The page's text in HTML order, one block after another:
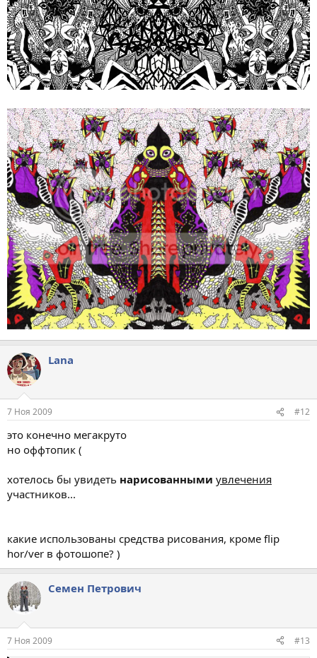
Lana
7 Ноя 2009 #12
это конечно мегакруто
но оффтопик (
хотелось бы увидеть нарисованными увлечения
участников...
какие использованы средства рисования, кроме flip
hor/ver в фотошопе? )
Семен Петрович
7 Ноя 2009 #13